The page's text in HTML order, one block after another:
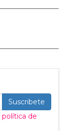
Suscribete
política de